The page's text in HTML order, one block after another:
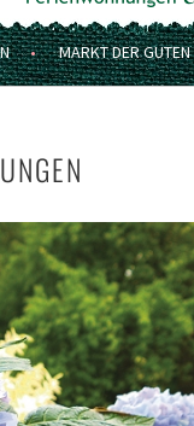
MARKT DER GUTEN